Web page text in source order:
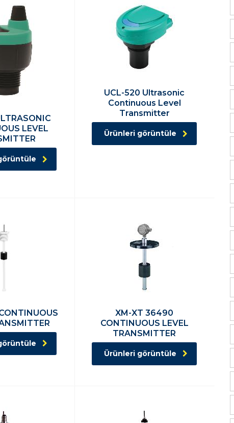
LEVEL
UCL-520 Ultrasonic
Continuous Level
Transmitter
Ürünleri görüntüle
XM-XT 36490
CONTINUOUS LEVEL
TRANSMITTER
Ürünleri görüntüle